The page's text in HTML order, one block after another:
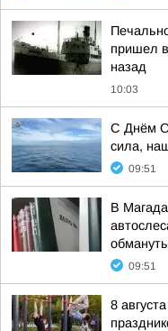
пришел
назад
10:03
С Днём
сила,
09:51
В
09:51
8